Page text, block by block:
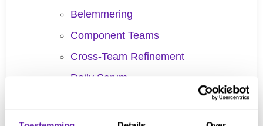
Belemmering
Component Teams
Cross-Team Refinement
Daily Scrum
Developers